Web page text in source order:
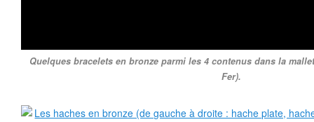
Quelques bracelets en bronze parmi les 4 contenus dans la
Fer).